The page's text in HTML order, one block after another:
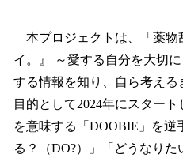
本プロジェクトは、「薬物
イ。』 ～愛する自分を大切
する情報を知り、自ら考え
目的として2024年にスター
を意味する「DOOBIE」を
る？（DO?）」「どうなり